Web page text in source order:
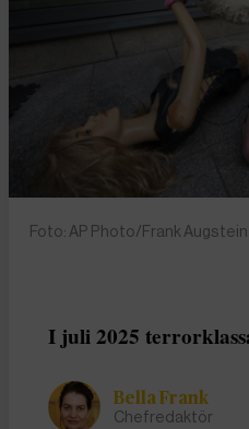
Foto: AP Photo/Frank Augstein
I juli 2025
Bella Frank
Chefredaktör